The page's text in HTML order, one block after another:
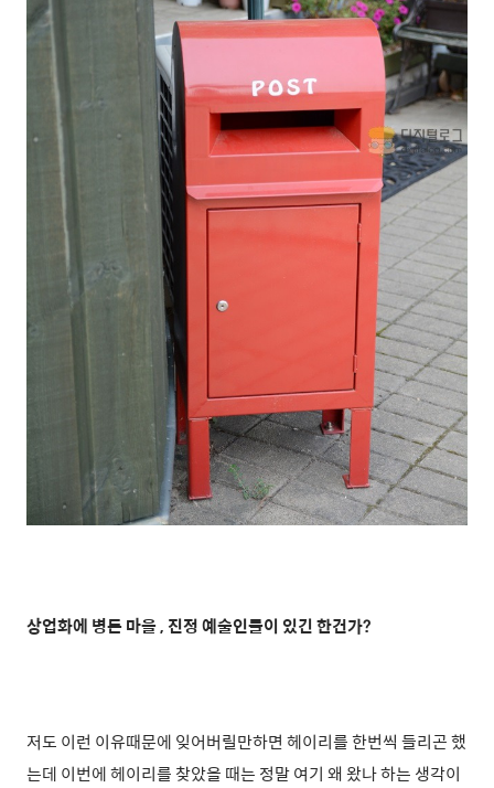
상업화에 병든 마을 , 진정 예술인들이 있긴 한건가?
저도 이런 이유때문에 잊어버릴만하면 헤이리를 한번씩 들리곤 했
는데 이번에 헤이리를 찾았을 때는 정말 여기 왜 왔나 하는 생각이